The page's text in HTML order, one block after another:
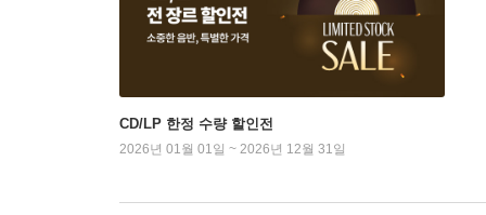
CD/LP 한정 수량 할인전
2026년 01월 01일 ~ 2026년 12월 31일